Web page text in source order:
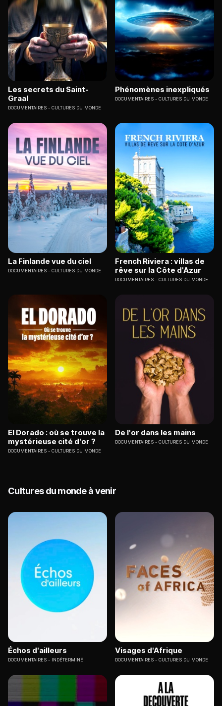
Les secrets du Saint-
Graal
DOCUMENTAIRES CULTURES DU MONDE
Phénomènes inexpliqués
DOCUMENTAIRES CULTURES DU MONDE
La Finlande vue du ciel
DOCUMENTAIRES CULTURES DU MONDE
French Riviera : villas de
rêve sur la Côte d'Azur
DOCUMENTAIRES CULTURES DU MONDE
El Dorado : où se trouve la
mystérieuse cité d'or ?
DOCUMENTAIRES CULTURES DU MONDE
De l'or dans les mains
DOCUMENTAIRES CULTURES DU MONDE
Cultures du monde à venir
Échos d'ailleurs
DOCUMENTAIRES INDÉTERMINÉ
Visages d'Afrique
DOCUMENTAIRES CULTURES DU MONDE